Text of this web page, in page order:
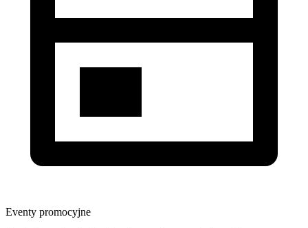
Eventy promocyjne